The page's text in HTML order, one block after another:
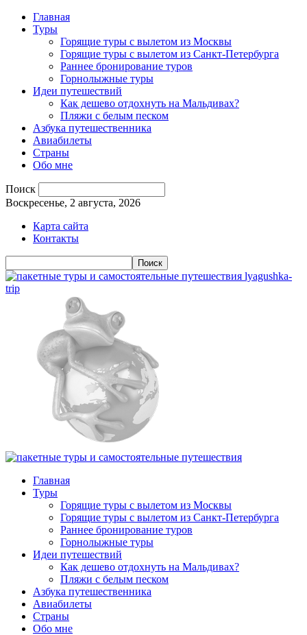
Главная
Туры
Горящие туры с вылетом из Москвы
Горящие туры с вылетом из Санкт-Петербурга
Раннее бронирование туров
Горнолыжные туры
Идеи путешествий
Как дешево отдохнуть на Мальдивах?
Пляжи с белым песком
Азбука путешественника
Авиабилеты
Страны
Обо мне
Поиск
Воскресенье, 2 августа, 2026
Карта сайта
Контакты
lyagushka-
trip
Главная
Туры
Горящие туры с вылетом из Москвы
Горящие туры с вылетом из Санкт-Петербурга
Раннее бронирование туров
Горнолыжные туры
Идеи путешествий
Как дешево отдохнуть на Мальдивах?
Пляжи с белым песком
Азбука путешественника
Авиабилеты
Страны
Обо мне